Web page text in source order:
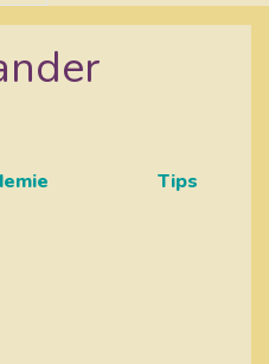
Academie Tips
Natuur
Wilde